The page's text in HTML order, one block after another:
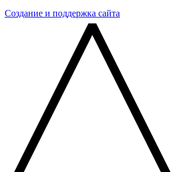
Создание и поддержка сайта